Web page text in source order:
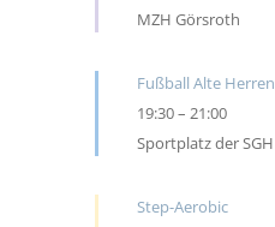
MZH Görsroth
Fußball Alte Herren
19:30– 21:00
Sportplatz der SGH
Step-Aerobic